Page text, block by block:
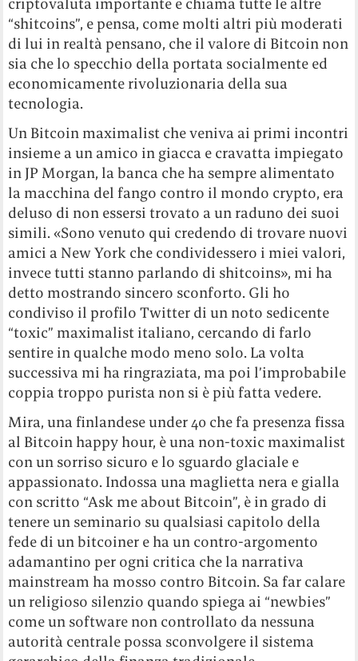
“shitcoins”, e pensa, come molti altri più moderati
di lui in realtà pensano, che il valore di Bitcoin non
sia che lo specchio della portata socialmente ed
economicamente rivoluzionaria della sua
tecnologia.
Un Bitcoin maximalist che veniva ai primi incontri
insieme a un amico in giacca e cravatta impiegato
in JP Morgan, la banca che ha sempre alimentato
la macchina del fango contro il mondo crypto, era
deluso di non essersi trovato a un raduno dei suoi
simili. «Sono venuto qui credendo di trovare nuovi
amici a New York che condividessero i miei valori,
invece tutti stanno parlando di shitcoins», mi ha
detto mostrando sincero sconforto. Gli ho
condiviso il profilo Twitter di un noto sedicente
“toxic” maximalist italiano, cercando di farlo
sentire in qualche modo meno solo. La volta
successiva mi ha ringraziata, ma poi l’improbabile
coppia troppo purista non si è più fatta vedere.
Mira, una finlandese under 40 che fa presenza fissa
al Bitcoin happy hour, è una non-toxic maximalist
con un sorriso sicuro e lo sguardo glaciale e
appassionato. Indossa una maglietta nera e gialla
con scritto “Ask me about Bitcoin”, è in grado di
tenere un seminario su qualsiasi capitolo della
fede di un bitcoiner e ha un contro-argomento
adamantino per ogni critica che la narrativa
mainstream ha mosso contro Bitcoin. Sa far calare
un religioso silenzio quando spiega ai “newbies”
come un software non controllato da nessuna
autorità centrale possa sconvolgere il sistema